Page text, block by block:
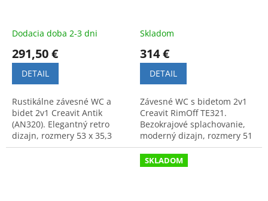
Dodacia doba 2-3 dni
291,50 €
DETAIL
Rustikálne závesné WC a
bidet 2v1 Creavit Antik
(AN320). Elegantný retro
dizajn, rozmery 53 x 35,3
cm. Praktické a komfortné
Skladom
314 €
DETAIL
Závesné WC s bidetom 2v1
Creavit RimOff TE321.
Bezokrajové splachovanie,
moderný dizajn, rozmery 51
x 35,5 cm. Maximálna
hygiena a komfort pre vašu
kúpeľňu.
SKLADOM